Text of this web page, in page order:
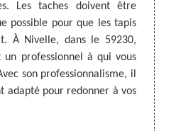
Les taches doivent être
possible pour que les tapis
À Nivelle, dans le 59230,
un professionnel à qui vous
son professionnalisme, il
adapté pour redonner à vos
un